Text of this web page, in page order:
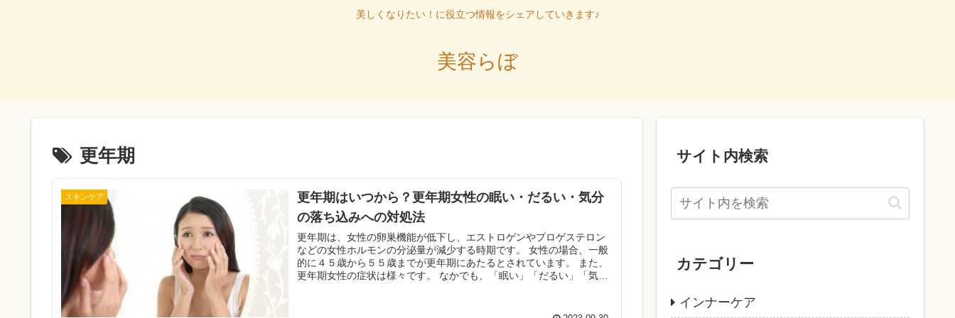
美しくなりたい！に役立つ情報をシェアしていきます♪
美容らぼ
更年期
スキンケア
更年期はいつから？更年期女性の眠い・だるい・気分
の落ち込みへの対処法
更年期は、女性の卵巣機能が低下し、エストロゲンやプロゲステロン
などの女性ホルモンの分泌量が減少する時期です。 女性の場合、一般
的に４５歳から５５歳までが更年期にあたるとされています。 また、
更年期女性の症状は様々です。 なかでも、「眠い」「だるい」「気分
サイト内検索
カテゴリー
インナーケア